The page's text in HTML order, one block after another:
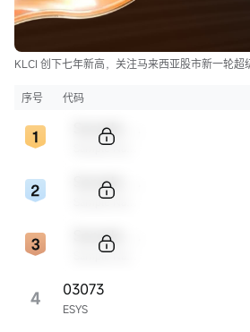
KLCI 创下七年新高，关注马来西亚股市新一轮超
序号 代码
4 ESYS
03073